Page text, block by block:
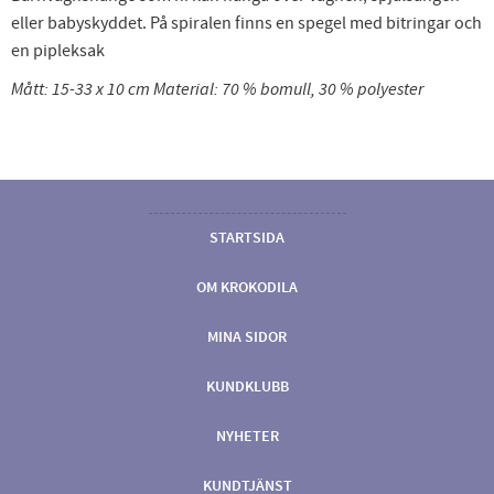
eller babyskyddet. På spiralen finns en spegel med bitringar och
en pipleksak
Mått: 15-33 x 10 cm Material: 70 % bomull, 30 % polyester
STARTSIDA
OM KROKODILA
MINA SIDOR
KUNDKLUBB
NYHETER
KUNDTJÄNST